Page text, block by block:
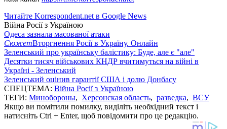
Читайте Korrespondent.net в Google News
Війна Росії з Україною
Одеса зазнала масованої атаки
СюжетВторгнення Росії в Україну. Онлайн
Зеленський про українську балістику: Буде, але є "але"
Десятки тисяч військових КНДР вчитимуться на війні в
Україні - Зеленський
Зеленський оцінив гарантії США і долю Донбасу
СПЕЦТЕМА: Війна Росії з Україною
ТЕГИ: Минобороны, Херсонская область, разведка, ВСУ
Якщо ви помітили помилку, виділіть необхідний текст і
натисніть Ctrl + Enter, щоб повідомити про це редакцію.